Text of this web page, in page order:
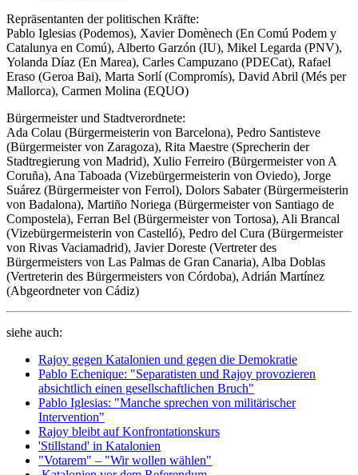
Repräsentanten der politischen Kräfte:
Pablo Iglesias (Podemos), Xavier Domènech (En Comú Podem y
Catalunya en Comú), Alberto Garzón (IU), Mikel Legarda (PNV),
Yolanda Díaz (En Marea), Carles Campuzano (PDECat), Rafael
Eraso (Geroa Bai), Marta Sorlí (Compromís), David Abril (Més per
Mallorca), Carmen Molina (EQUO)
Bürgermeister und Stadtverordnete:
Ada Colau (Bürgermeisterin von Barcelona), Pedro Santisteve
(Bürgermeister von Zaragoza), Rita Maestre (Sprecherin der
Stadtregierung von Madrid), Xulio Ferreiro (Bürgermeister von A
Coruña), Ana Taboada (Vizebürgermeisterin von Oviedo), Jorge
Suárez (Bürgermeister von Ferrol), Dolors Sabater (Bürgermeisterin
von Badalona), Martiño Noriega (Bürgermeister von Santiago de
Compostela), Ferran Bel (Bürgermeister von Tortosa), Ali Brancal
(Vizebürgermeisterin von Castelló), Pedro del Cura (Bürgermeister
von Rivas Vaciamadrid), Javier Doreste (Vertreter des
Bürgermeisters von Las Palmas de Gran Canaria), Alba Doblas
(Vertreterin des Bürgermeisters von Córdoba), Adrián Martínez
(Abgeordneter von Cádiz)
siehe auch:
Rajoy gegen Katalonien und gegen die Demokratie
Pablo Echenique: "Separatisten und Rajoy provozieren
absichtlich einen gesellschaftlichen Bruch"
Pablo Iglesias: "Manche sprechen von militärischer
Intervention"
Rajoy bleibt auf Konfrontationskurs
'Stillstand' in Katalonien
"Votarem" – "Wir wollen wählen"